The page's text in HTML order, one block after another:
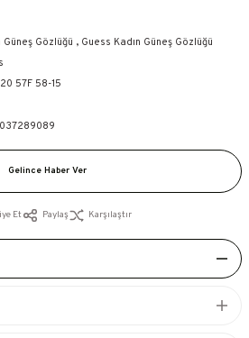
Güneş Gözlüğü , Guess Kadın Güneş Gözlüğü
57F 58-15
Gelince Haber Ver
Et Paylaş Karşılaştır